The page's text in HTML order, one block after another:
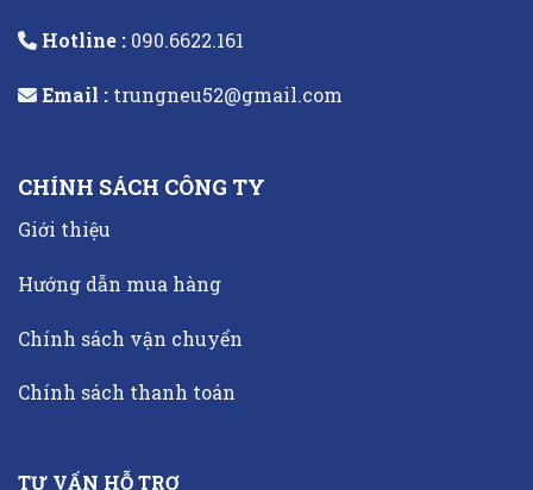
Hotline : 090.6622.161
Email : trungneu52@gmail.com
CHÍNH SÁCH CÔNG TY
Giới thiệu
Hướng dẫn mua hàng
Chính sách vận chuyển
Chính sách thanh toán
TƯ VẤN HỖ TRỢ